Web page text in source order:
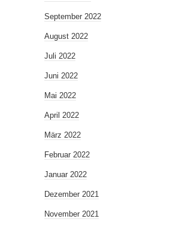
September 2022
August 2022
Juli 2022
Juni 2022
Mai 2022
April 2022
März 2022
Februar 2022
Januar 2022
Dezember 2021
November 2021